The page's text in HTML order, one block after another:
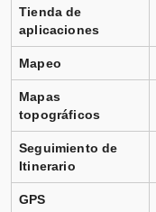
Tienda de
aplicaciones
Mapeo
Mapas
topográficos
Seguimiento de
Itinerario
GPS